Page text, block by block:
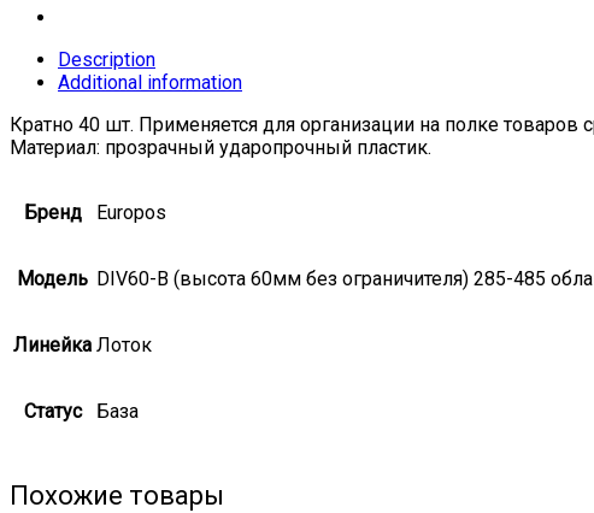
Description
Additional information
Кратно 40 шт. Применяется для организации на полке
Материал: прозрачный ударопрочный пластик.
Бренд Europos
Модель DIV60-B (высота 60мм без ограничителя) 285-485
Линейка Лоток
Статус База
Похожие товары